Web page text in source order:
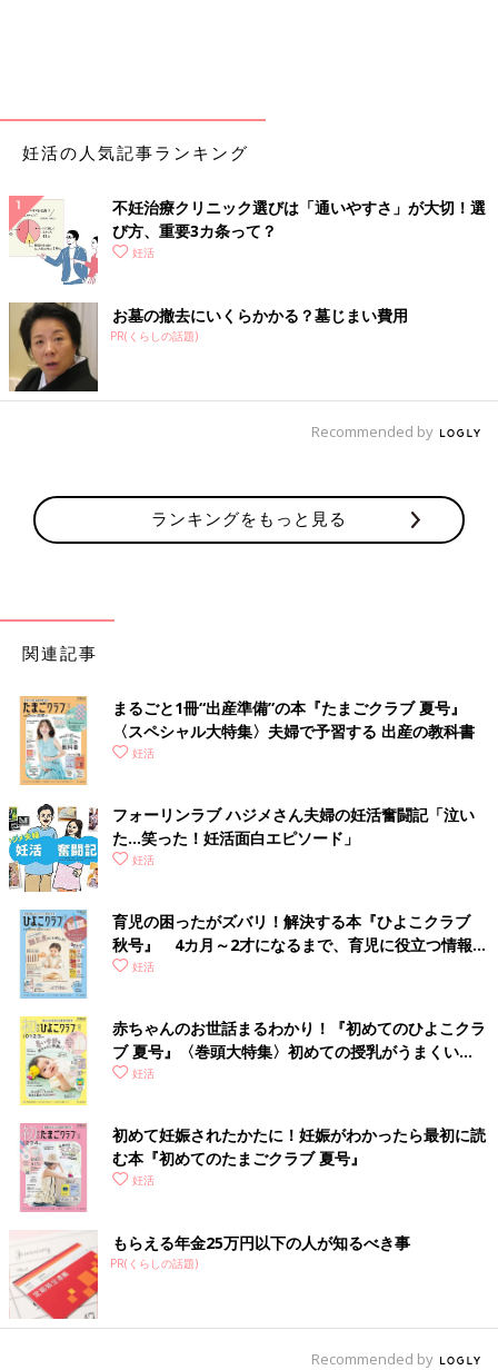
妊活の人気記事ランキング
不妊治療クリニック選びは「通いやすさ」が大切！選
び方、重要3カ条って？
妊活
お墓の撤去にいくらかかる？墓じまい費用
PR(くらしの話題)
Recommended by
ランキングをもっと見る
関連記事
まるごと1冊“出産準備”の本『たまごクラブ 夏号』
〈スペシャル大特集〉夫婦で予習する 出産の教科書
妊活
フォーリンラブ ハジメさん夫婦の妊活奮闘記「泣い
た…笑った！妊活面白エピソード」
妊活
育児の困ったがズバリ！解決する本『ひよこクラブ
秋号』 4カ月～2才になるまで、育児に役立つ情報が
いっぱい！
妊活
赤ちゃんのお世話まるわかり！『初めてのひよこクラ
ブ 夏号』〈巻頭大特集〉初めての授乳がうまくい
く！ おっぱい・ミルクの基本と夏のトラブル 解決テ
妊活
初めて妊娠されたかたに！妊娠がわかったら最初に読
む本『初めてのたまごクラブ 夏号』
妊活
もらえる年金25万円以下の人が知るべき事
PR(くらしの話題)
Recommended by